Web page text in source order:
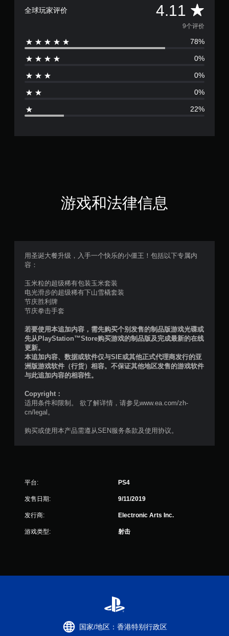
全球玩家评价 4.11 平
均
评
价
1
5
9
个
评
）
9个评价
78%
0%
0%
0%
22%
游戏和法律信息
用圣诞大餐升级，入手一个快乐的小僵王！包括以下专属内
容：
玉米粒的超级稀有包装玉米套装
电光滑步的超级稀有下山雪橇套装
节庆胜利牌
节庆拳击手套
若要使用本追加内容，需先购买个别发售的制品版游戏光碟或
先从PlayStation™Store购买游戏的制品版及完成最新的在线
更新。
本追加内容、数据或软件仅与SIE或其他正式代理商发行的亚
洲版游戏软件（行货）相容。不保证其他地区发售的游戏软件
与此追加内容的相容性。
Copyright：
适用条件和限制。 欲了解详情，请参见www.ea.com/zh-
cn/legal。
购买或使用本产品需遵从SEN服务条款及使用协议。
平台: PS4
发售日期: 9/11/2019
发行商: Electronic Arts Inc.
游戏类型: 射击
国家/地区：香港特别行政区